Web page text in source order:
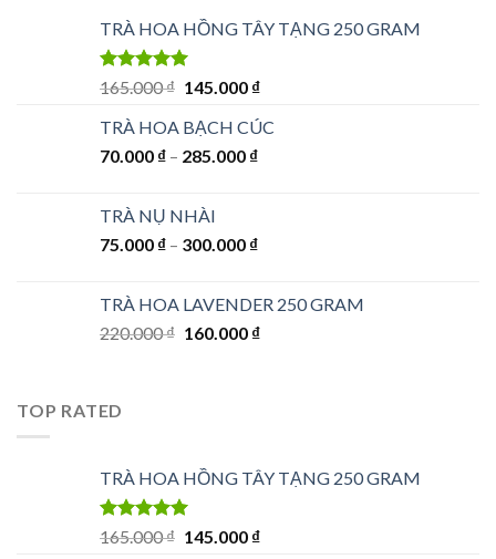
TRÀ HOA HỒNG TÂY TẠNG 250 GRAM
Được xếp
sao
165.000₫ Giá
là:
165.000 ₫.
145.000 ₫Giá
tại
TRÀ HOA BẠCH CÚC
70.000 ₫ – 285.000 ₫
TRÀ NỤ NHÀI
75.000 ₫ – 300.000 ₫
TRÀ HOA LAVENDER 250 GRAM
220.000₫ Giá
160.000 ₫Giá
TOP RATED
TRÀ HOA HỒNG TÂY TẠNG 250 GRAM
Được xếp
165.000₫ Giá
145.000 ₫Giá